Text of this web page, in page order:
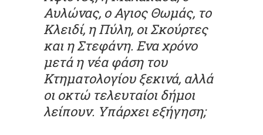
Αυλώνας, ο Αγιος Θωμάς, το
Κλειδί, η Πύλη, οι Σκούρτες
και η Στεφάνη. Ενα χρόνο
μετά η νέα φάση του
Κτηματολογίου ξεκινά, αλλά
οι οκτώ τελευταίοι δήμοι
λείπουν. Υπάρχει εξήγηση;